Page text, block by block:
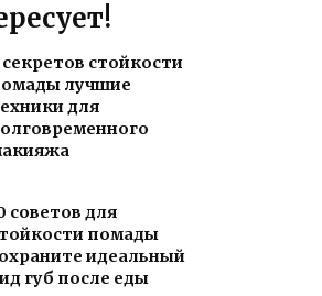
секретов стойкости
лучшие
для
советов для
помады
идеальный
губ после еды